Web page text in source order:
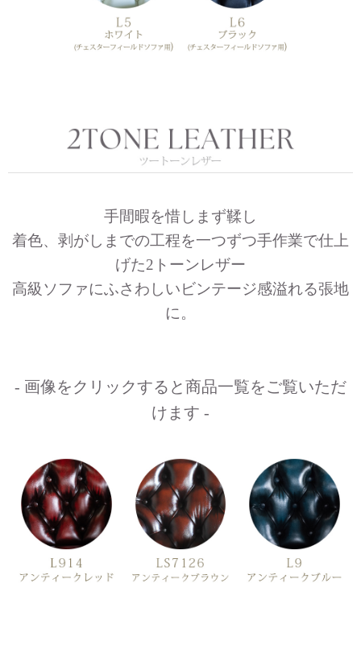
手間暇を惜しまず鞣し
着色、剥がしまでの工程を一つずつ手作業で仕上
げた2トーンレザー
高級ソファにふさわしいビンテージ感溢れる張地
に。
- 画像をクリックすると商品一覧をご覧いただ
けます -